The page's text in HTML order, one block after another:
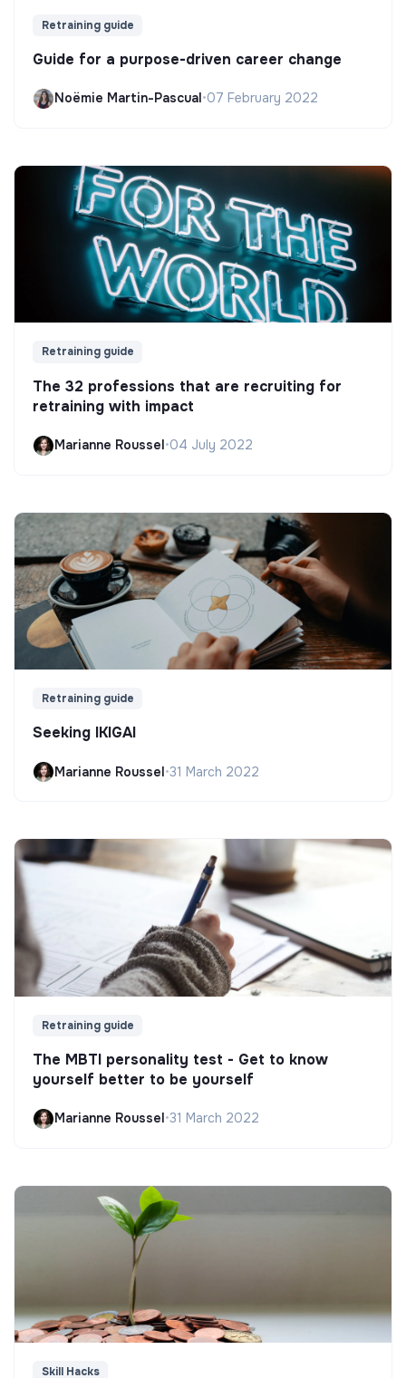
Retraining guide
Guide for a purpose-driven career change
Noëmie Martin-Pascual •07 February 2022
Retraining guide
The 32 professions that are recruiting for
retraining with impact
Marianne Roussel•04 July 2022
Retraining guide
Seeking IKIGAI
Marianne Roussel•31 March 2022
Retraining guide
The MBTI personality test - Get to know
yourself better to be yourself
Marianne Roussel •31 March 2022
Skill Hacks